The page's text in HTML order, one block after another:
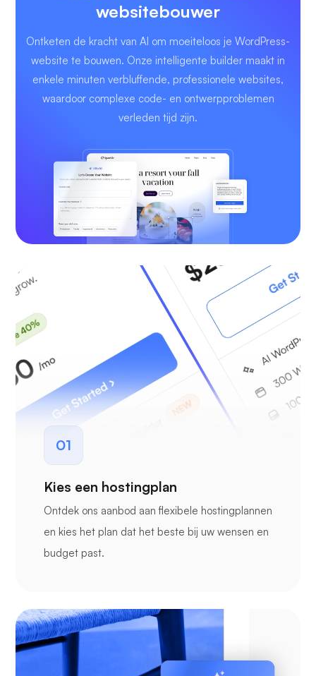
websitebouwer
Ontketen de kracht van AI om moeiteloos je WordPress-
website te bouwen. Onze intelligente builder maakt in
enkele minuten verbluffende, professionele websites,
waardoor complexe code- en ontwerpproblemen
verleden tijd zijn.
01
Kies een hostingplan
Ontdek ons aanbod aan flexibele hostingplannen
en kies het plan dat het beste bij uw wensen en
budget past.